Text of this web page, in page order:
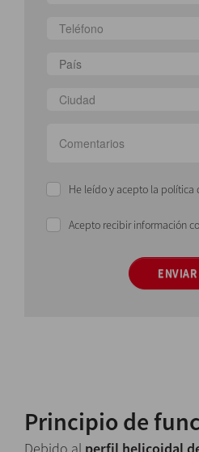
País
He leído y acepto la
Acepto recibir información
ENVIAR
Principio de
Debido al perfil helicoidal